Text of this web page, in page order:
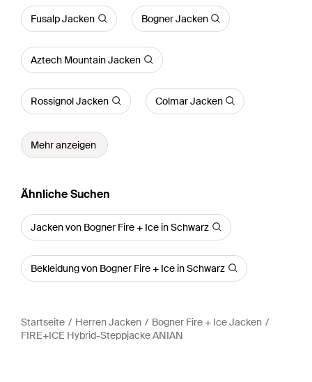
Fusalp Jacken Bogner Jacken
Aztech Mountain Jacken
Rossignol Jacken Colmar Jacken
Mehr anzeigen
Ähnliche Suchen
Jacken von Bogner Fire + Ice in Schwarz
Bekleidung von Bogner Fire + Ice in Schwarz
Startseite Herren Jacken
Bogner Fire + Ice Jacken
FIRE+ICE Hybrid-Steppjacke ANIAN